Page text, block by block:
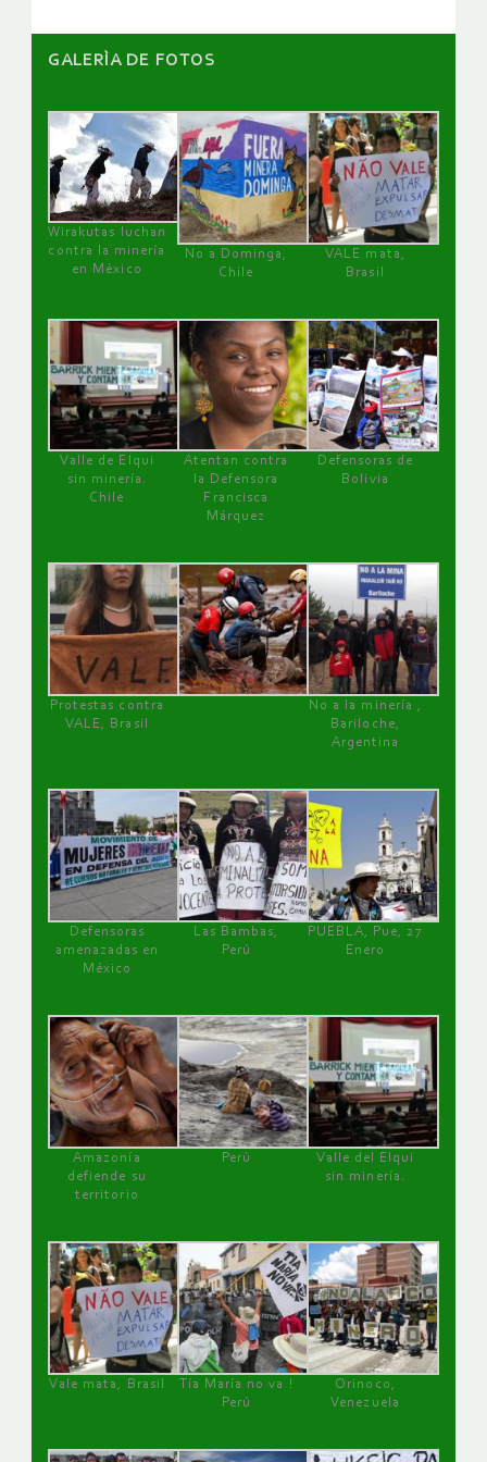
GALERÌA DE FOTOS
Wirakutas luchan
contra la minería
en México
No a Dominga,
Chile
VALE mata,
Brasil
Valle de Elqui
sin minería.
Chile
Atentan contra
la Defensora
Francisca
Márquez
Defensoras de
Bolivia
Protestas contra
VALE, Brasil
No a la minería ,
Bariloche,
Argentina
Defensoras
amenazadas en
México
Las Bambas,
Perú
PUEBLA, Pue, 27
Enero
Amazonía
defiende su
territorio
Perú
Valle del Elqui
sin minería.
Vale mata, Brasil
Tía María no va !
Perú
Orinoco,
Venezuela